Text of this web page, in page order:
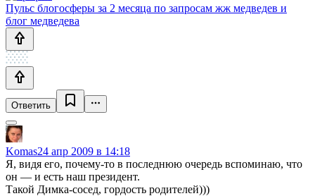
Пульс блогосферы за 2 месяца по запросам жж медведев и
блог медведева
Ответить
Komas24 апр 2009 в 14:18
Я, видя его, почему-то в последнюю очередь вспоминаю, что
он — и есть наш президент.
Такой Димка-сосед, гордость родителей)))